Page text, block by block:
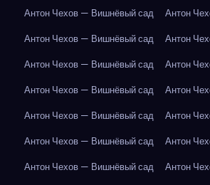
Антон Чехов — Вишнёвый сад
Антон
Антон Чехов — Вишнёвый сад
Антон
Антон Чехов — Вишнёвый сад
Антон
Антон Чехов — Вишнёвый сад
Антон
Антон Чехов — Вишнёвый сад
Антон
Антон Чехов — Вишнёвый сад
Антон
Антон Чехов — Вишнёвый сад
Антон